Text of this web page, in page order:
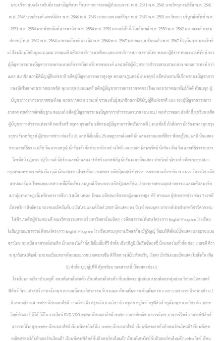
นายปรีชา สนแจ้ง (อธิบดีกรมสามัญศึกษา รักษาราชการแทนผู้อำนวยการ) พ.ศ. 2541 พ.ศ. 2541 นายวิศรุต สนธิชัย พ.ศ. 2541
พ.ศ. 2546 นายธำรงค์ แพรนิมิตร พ.ศ. 2546 พ.ศ. 2549 นายมานพ นพศิริกุล พ.ศ. 2549 พ.ศ. 2551 ดร.วิทธยา บริบูรณ์ทรัพย์ พ.ศ.
2551 พ.ศ. 2554 นายพิชยนันท์ สารพานิช พ.ศ. 2554 พ.ศ. 2558 นายอดิศักดิ์ วิไลลักษณ์ พ.ศ. 2558 พ.ศ. 2562 นายณรงค์ คงสม
ปราชญ์ พ.ศ. 2562 พ.ศ. 2564 นายสมเกียรติ ผ่องจิต พ.ศ. 2564พ.ศ. 2567 นายธนะกุล ช้อนแก้ว พ.ศ. 2567 ปัจจุบัน รายนามศิษย์
เก่าโรงเรียนโยธินบูรณะ แผน วรรณเมธี อดีตเลขาธิการอาเซียน และ เลขาธิการสภากาชาดไทย พลเอกฐิติราช หนองหารพิทักษ์ รอง
ผู้บัญชาการกองบัญชาการทหารมหาดเล็กราชวัลลภรักษาพระองค์ และ อดีตผู้บัญชาการตำรวจสอบสวนกลาง พลเอกวรพงษ์ สง่า
เนตร สมาชิกสภานิติบัญญัติแห่งชาติ อดีตผู้บัญชาการทหารสูงสุด พลเอกปฐมพงษ์ เกษรศุกร์ อดีตประธานที่ปรึกษากองบัญชาการ
กองทัพไทย พลอากาศเอกชลิต พุกผาสุข องคมนตรี อดีตผู้บัญชาการทหารอากาศของไทย พลอากาศเอกพันธ์ภักดี พัฒนกุล ผู้
บัญชาการทหารอากาศของไทย พลอากาศเอก อานนท์ จารยะพันธุ์ สมาชิกสภานิติบัญญัติแห่งชาติ และ รองผู้บัญชาการทหาร
อากาศ พลตำรวจโทสัณฐาน ชยนนท์ อดีตผู้บัญชาการกองบัญชาการตำรวจนครบาล (ผบ.ชน.) พลตำรวจเอก ต่อศักดิ์ สุขวิมล อดีต
ผู้บัญชาการตำรวจแห่งชาติ พลเรือตรี จตุพร ศุขเฉลิม อดีตรองผู้บัญชาการทัพเรือภาคที่ 1 ทนงศักดิ์ ภักดีเทวา นักร้องเพลงลูกกรุง
อรุชน รินทรวิฑูรย์ ผู้ประกาศข่าว ช่องวัน 31 และ จีเอ็มเอ็ม 25 เจษฎาภรณ์ ผลดี นักแสดงชายและพีธีกร พิเชษฐ์ไชย ผลดี นักแสดง
ชายและพีธีกร ณปภัช วัฒนากมลวุฒิ นักร้องสังกัดค่ายกามิกาเซ่ วงโฟร์-มด ธนดล นิลนพรัตน์ นักร้อง ดีเจ วีเจ และพิธีกรรายการ
โทรทัศน์ ปฏิภาณ ปฐวีกานต์ นักร้องและนักแสดง ปวริศร์ มงคลพิสิฐ นักร้องและนักแสดง ประวิทย์ รุจิรวงศ์ อดีตประธานสภา
กรุงเทพมหานคร พศิน เรืองวุฒิ นักแสดงชาวไทย ศักดา คงเพชร อดีตรัฐมนตรีช่วยว่าการกระทรวงศึกษาธิการ สนอง รักวานิช อดีต
เทรนเนอร์มวยไทยและมวยสากลที่มีชื่อเสียง สมบูรณ์ จีระมะกร อดีตรัฐมนตรีช่วยว่าการกระทรวงอุตสาหกรรม และอดีตสมาชิก
สภาผู้แทนราษฎรจังหวัดนครราชสีมา 3 สมัย นพดล ปัทมะ อดีตสมาชิกสภาผู้แทนราษฎร ศิริ สาระผล ผู้ประกาศข่าว ช่อง 7 เอชดี
ฉัตรฑริกา สิทธิพรม รองชนะเลิศอันดับ 2 มิสไทยแลนด์เวิลด์ 2557 นักแสดง ดร.นิรุทธ์ พรมบุตร อาจารย์ประจำภาควิชาวิศวกรรม
ไฟฟ้า / อดีตผู้ช่วยคณบดี คณะวิศวกรรมศาสตร์ มหาวิทยาลัยมหิดล / อดีตอาจารย์พิเศษ โครงการ English Program โรงเรียน
โยธินบูรณะ/อาจารย์พิเศษ โครงการ English Program โรงเรียนสวนกุหลาบวิทยาลัย ณัฐวิญญ์ วัฒนกิติพัฒน์นักแสดงและนายแบบ
ชาวไทย กฤตนัย อาสาฬห์ประกิต นักแสดงในสังกัด จีเอ็มเอ็มทีวี จำกัด เกียรติภูมิ บันลือชัยฤทธิ์ นักแสดงในสังกัด ช่อง 7 เอชดี ศิรา
ช ศุภวิเศษ (ตินฑ์) นายทะเบียนสภาเด็กและเยาวชน เขตบางซื่อ ดิถีโชค วงษ์บัณฑิตเจริญ (โชค) นักร้องและนักแสดงในสังกัด เทีย
51 จำกัด ปุญญ์ปรีดี คุ้มพร้อม รอดสวาสดิ์ นักแสดงช่อง3
โรงเรียนกวดวิชาบ้านครูตี๋ สอนพิเศษตัวต่อตัว เรียนพิเศษตัวต่อตัว เรียนพิเศษกลุ่มย่อย สอนพิเศษกลุ่มย่อย วิชาคณิตศาสตร์
ฟิสิกส์ วิทยาศาสตร์ ภาษาอังกฤษ ความถนัดทางวิศวกรรม รับรองผล เรียนเพิ่มเกรด ติวเพิ่มเกรด o net o-net onet ติวสอบเข้า ม.1
ติวสอบเข้า ม.4 onsite เรียนออนไซต์ กวดวิชา ติว ครูคณิต กวดวิชา ติว ครูเลข ครูวิทย์ ครูฟิสิกส์ ครูอังกฤษ กวดวิชา ติว tutor
วิทย์ ติวเตอร์ ดีวีดี วีดีโอ ออนไลน์ DVD VDO online เรียนออนไซต์ onsite อาจารย์คณิต อาจารย์เลข อาจารย์วิทย์ อาจารย์ฟิสิกส์
อาจารย์อังกฤษ onsite เรียนออนไซต์ เรียนพิเศษใกล้ฉัน onsite เรียนออนไซต์ เรียนพิเศษเลขกับติวเตอร์คนไหนดี? เรียนพิเศษ
คณิตศาสตร์กับติวเตอร์คนไหนดี? เรียนพิเศษฟิสิกส์กับติวเตอร์คนไหนดี? เรียนพิเศษวิทย์กับติวเตอร์คนไหนดี? video วิทย์ เรียน